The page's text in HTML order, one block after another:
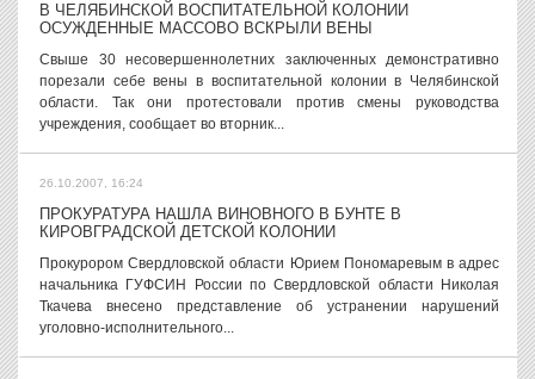
В ЧЕЛЯБИНСКОЙ ВОСПИТАТЕЛЬНОЙ КОЛОНИИ
ОСУЖДЕННЫЕ МАССОВО ВСКРЫЛИ ВЕНЫ
Свыше 30 несовершеннолетних заключенных демонстративно
порезали себе вены в воспитательной колонии в Челябинской
области. Так они протестовали против смены руководства
учреждения, сообщает во вторник...
26.10.2007, 16:24
ПРОКУРАТУРА НАШЛА ВИНОВНОГО В БУНТЕ В
КИРОВГРАДСКОЙ ДЕТСКОЙ КОЛОНИИ
Прокурором Свердловской области Юрием Пономаревым в адрес
начальника ГУФСИН России по Свердловской области Николая
Ткачева внесено представление об устранении нарушений
уголовно-исполнительного...